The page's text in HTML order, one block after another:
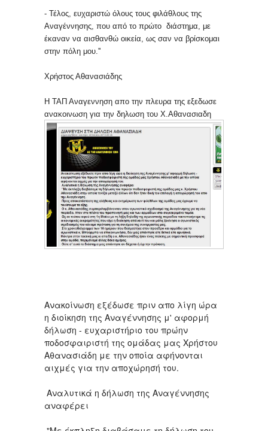
- Τέλος, ευχαριστώ όλους τους φιλάθλους της
Αναγέννησης, που από το πρώτο διάστημα, με
έκαναν να αισθανθώ οικεία, ως σαν να βρίσκομαι
στην πόλη μου.''
Χρήστος Αθανασιάδης
H ΤΑΠ Αναγεννηση απο την πλευρα της εξεδωσε
ανακοινωση για την δηλωση του Χ.Αθανασιαδη
Ανακοίνωση εξέδωσε πριν απο λίγη ώρα
η διοίκηση της Αναγέννησης μ' αφορμή
δήλωση - ευχαριστήριο του πρώην
ποδοσφαιριστή της ομάδας μας Χρήστου
Αθανασιάδη με την οποία αφήνονται
αιχμές για την αποχώρησή του.
Αναλυτικά η δήλωση της Αναγέννησης
αναφέρει